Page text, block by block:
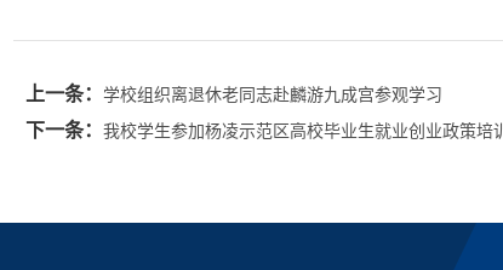
上一条： 学校组织离退休老同志赴麟游九成宫参观学习
下一条： 我校学生参加杨凌示范区高校毕业生就业创业政策培训